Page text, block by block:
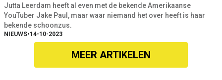
Jutta Leerdam heeft al even met de bekende Amerikaanse
YouTuber Jake Paul, maar waar niemand het over heeft is haar
bekende schoonzus.
NIEUWS•14-10-2023
MEER ARTIKELEN